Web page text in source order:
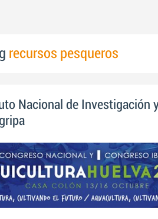
recursos pesqueros
Nacional de Investigación